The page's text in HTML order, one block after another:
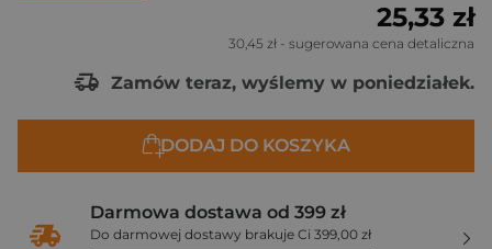
25,33 zł
30,45 zł - sugerowana cena detaliczna
Zamów teraz, wyślemy w poniedziałek.
DODAJ DO KOSZYKA
Darmowa dostawa od 399 zł
Do darmowej dostawy brakuje Ci 399,00 zł